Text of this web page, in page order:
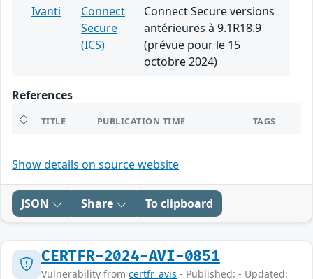
Ivanti
Connect
Secure
(ICS)
Connect Secure versions
antérieures à 9.1R18.9
(prévue pour le 15
octobre 2024)
References
TITLE PUBLICATION TIME TAGS
Show details on source website
JSON Share To clipboard
CERTFR-2024-AVI-0851
Vulnerability from certfr_avis - Published: - Updated: